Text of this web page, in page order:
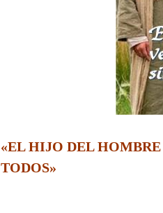
«EL HIJO DEL HOMBRE
TODOS»